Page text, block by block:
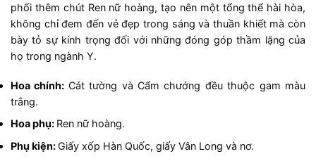
phối thêm chút Ren nữ hoàng, tạo nên một tổng thể hài hòa,
không chỉ đem đến vẻ đẹp trong sáng và thuần khiết mà còn
bày tỏ sự kính trọng đối với những đóng góp thầm lặng của
họ trong ngành Y.
Hoa chính: Cát tường và Cẩm chướng đều thuộc gam màu
trắng.
Hoa phụ: Ren nữ hoàng.
Phụ kiện:Giấy xốp Hàn Quốc, giấy Vân Long và nơ.